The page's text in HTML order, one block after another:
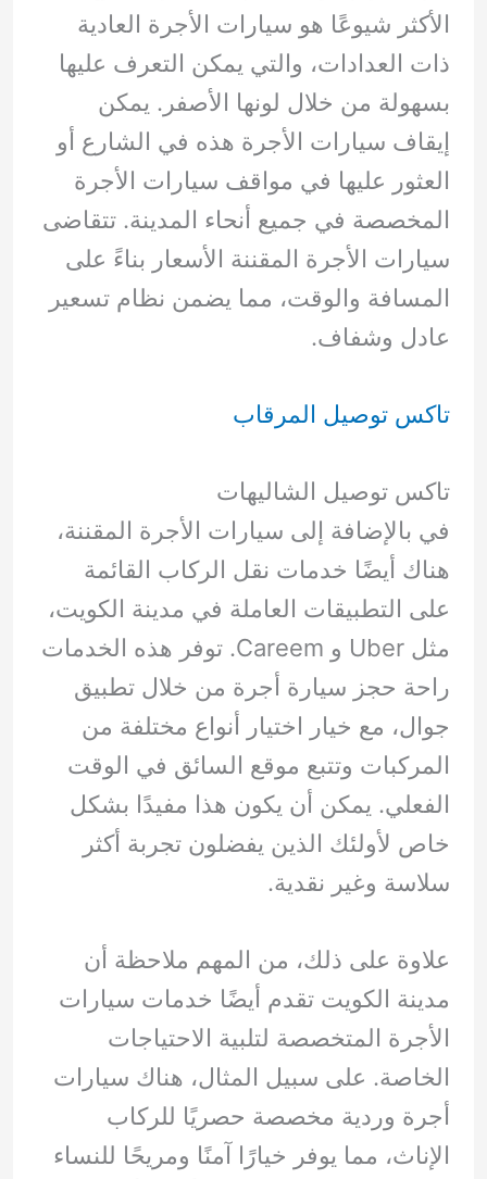
الأكثر شيوعًا هو سيارات الأجرة العادية
ذات العدادات، والتي يمكن التعرف عليها
بسهولة من خلال لونها الأصفر. يمكن
إيقاف سيارات الأجرة هذه في الشارع أو
العثور عليها في مواقف سيارات الأجرة
المخصصة في جميع أنحاء المدينة. تتقاضى
سيارات الأجرة المقننة الأسعار بناءً على
المسافة والوقت، مما يضمن نظام تسعير
عادل وشفاف.
تاكس توصيل المرقاب
تاكس توصيل الشاليهات
في بالإضافة إلى سيارات الأجرة المقننة،
هناك أيضًا خدمات نقل الركاب القائمة
على التطبيقات العاملة في مدينة الكويت،
مثل Uber و Careem. توفر هذه الخدمات
راحة حجز سيارة أجرة من خلال تطبيق
جوال، مع خيار اختيار أنواع مختلفة من
المركبات وتتبع موقع السائق في الوقت
الفعلي. يمكن أن يكون هذا مفيدًا بشكل
خاص لأولئك الذين يفضلون تجربة أكثر
سلاسة وغير نقدية.
علاوة على ذلك، من المهم ملاحظة أن
مدينة الكويت تقدم أيضًا خدمات سيارات
الأجرة المتخصصة لتلبية الاحتياجات
الخاصة. على سبيل المثال، هناك سيارات
أجرة وردية مخصصة حصريًا للركاب
الإناث، مما يوفر خيارًا آمنًا ومريحًا للنساء